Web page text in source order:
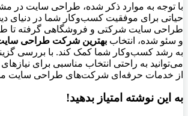
با توجه به موارد ذکر شده، طراحی سایت در
حیاتی برای موفقیت کسب‌وکار شما در دنیای
طراحی سایت شرکتی و فروشگاهی گرفته تا
و سئو شده، انتخاب بهترین شرکت طراحی
به رشد کسب‌وکار شما کمک کند. با بررسی
می‌توانید به راحتی انتخاب مناسبی برای
از خدمات حرفه‌ای شرکت‌های طراحی سایت
به این نوشته امتیاز بدهید!